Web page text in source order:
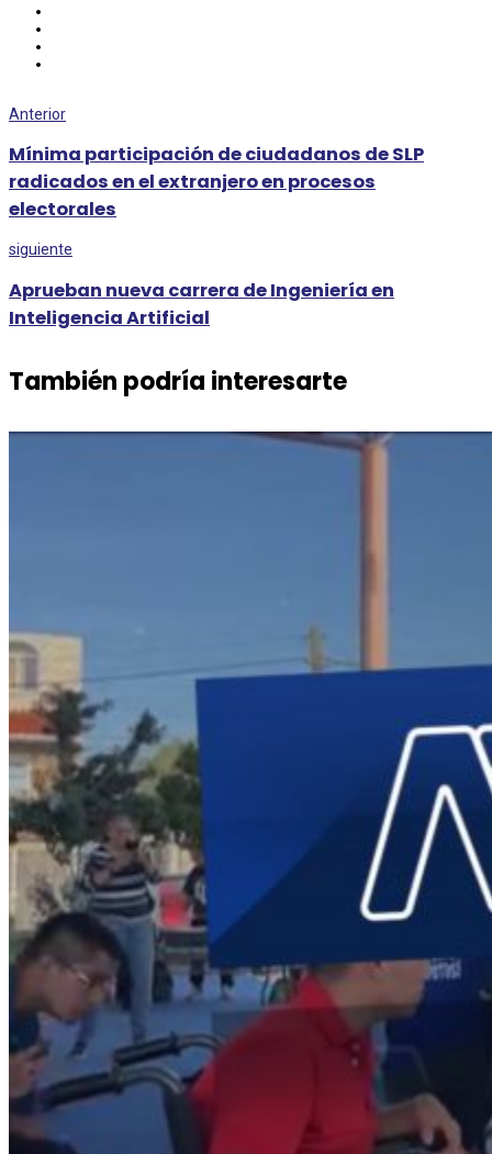
Anterior
Mínima participación de ciudadanos de SLP
radicados en el extranjero en procesos
electorales
siguiente
Aprueban nueva carrera de Ingeniería en
Inteligencia Artificial
También podría interesarte